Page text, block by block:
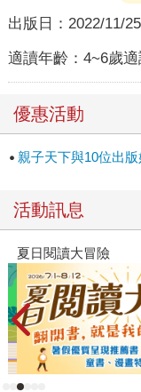
出版日： 2022/11/25
適讀年齡： 4~6歲
優惠活動
親子天下與10位出
活動訊息
夏日閱讀大冒險